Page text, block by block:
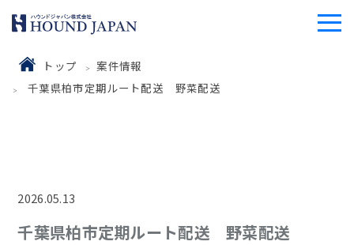
トップ
案件情報
千葉県柏市定期ルート配送 野菜配送
2026.05.13
千葉県柏市定期ルート配送 野菜配送